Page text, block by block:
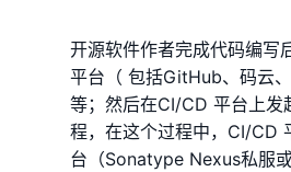
开源软件作者完成代码编写
平台（ 包括GitHub、码云
等；然后在CI/CD 平台上发
程，在这个过程中，CI/CD
台（Sonatype Nexus私服